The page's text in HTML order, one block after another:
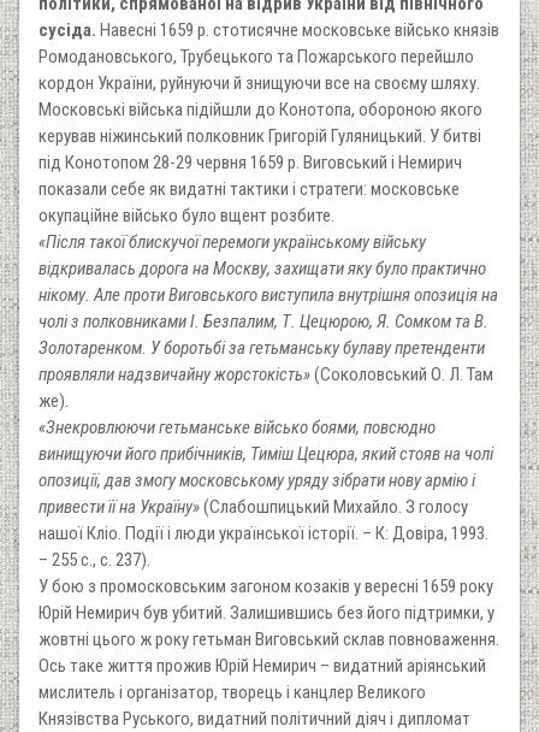
сусіда. Навесні 1659 р. стотисячне московське військо князів
Ромодановського, Трубецького та Пожарського перейшло
кордон України, руйнуючи й знищуючи все на своєму шляху.
Московські війська підійшли до Конотопа, обороною якого
керував ніжинський полковник Григорій Гуляницький. У битві
під Конотопом 28-29 червня 1659 р. Виговський і Немирич
показали себе як видатні тактики і стратеги: московське
окупаційне військо було вщент розбите.
«Після такої блискучої перемоги українському війську
відкривалась дорога на Москву, захищати яку було практично
нікому. Але проти Виговського виступила внутрішня опозиція на
чолі з полковниками І. Безпалим, Т. Цецюрою, Я. Сомком та В.
Золотаренком. У боротьбі за гетьманську булаву претенденти
проявляли надзвичайну жорстокість»(Соколовський О. Л. Там
же).
«Знекровлюючи гетьманське військо боями, повсюдно
винищуючи його прибічників, Тиміш Цецюра, який стояв на чолі
опозиції, дав змогу московському уряду зібрати нову армію і
привести її на Україну»(Слабошпицький Михайло. З голосу
нашої Кліо. Події і люди української історії. – К: Довіра, 1993.
– 255 с., с. 237).
У бою з промосковським загоном козаків у вересні 1659 року
Юрій Немирич був убитий. Залишившись без його підтримки, у
жовтні цього ж року гетьман Виговський склав повноваження.
Ось таке життя прожив Юрій Немирич – видатний аріянський
мислитель і організатор, творець і канцлер Великого
Князівства Руського, видатний політичний діяч і дипломат